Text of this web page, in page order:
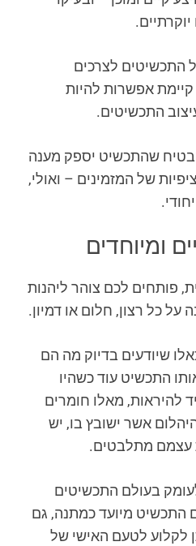
התכשיטים לצרכים
אפשרות להיות
התכשיטים.
שהתכשיט יספק מענה
של המזמינים – ואולי,
ומיוחדים
פותחים לכם צוהר ליהנות
כל רצון, חלום או דמיון.
שיודעים בדיוק מה הם
התכשיט עוד כשהיו
להיראות, מאלו חומרים
אשר ישובץ בו, יש
עצמם מתלבטים.
בעולם התכשיטים
התכשיט מיועד כמתנה, גם
לקלוע לטעם האישי של